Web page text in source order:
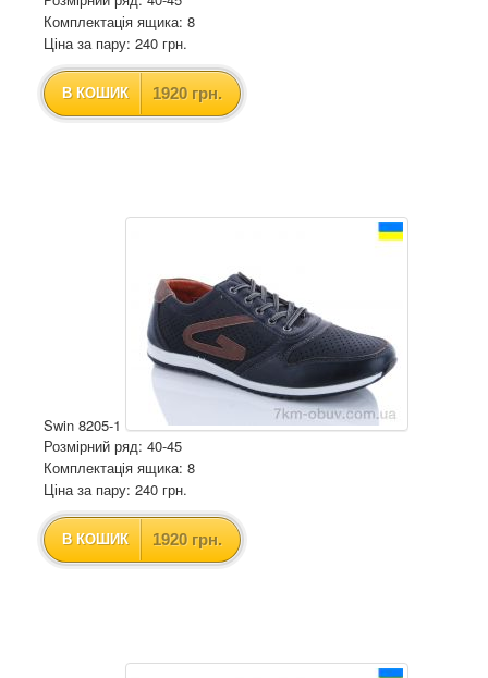
Комплектація ящика: 8
Ціна за пару: 240 грн.
В КОШИК 1920 грн.
Swin 8205-1
Розмірний ряд: 40-45
Комплектація ящика: 8
Ціна за пару: 240 грн.
В КОШИК 1920 грн.